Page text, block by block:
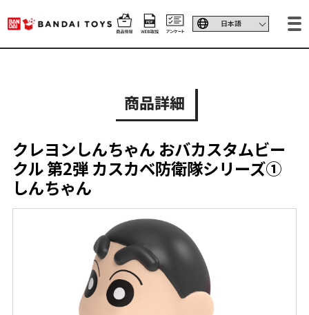
商品詳細
クレヨンしんちゃん おバカスタムビー
クル 第2弾 カスカベ防衛隊シリーズ①
しんちゃん